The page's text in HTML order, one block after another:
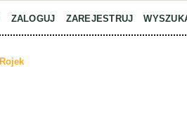
ZALOGUJ ZAREJESTRUJ
Rojek